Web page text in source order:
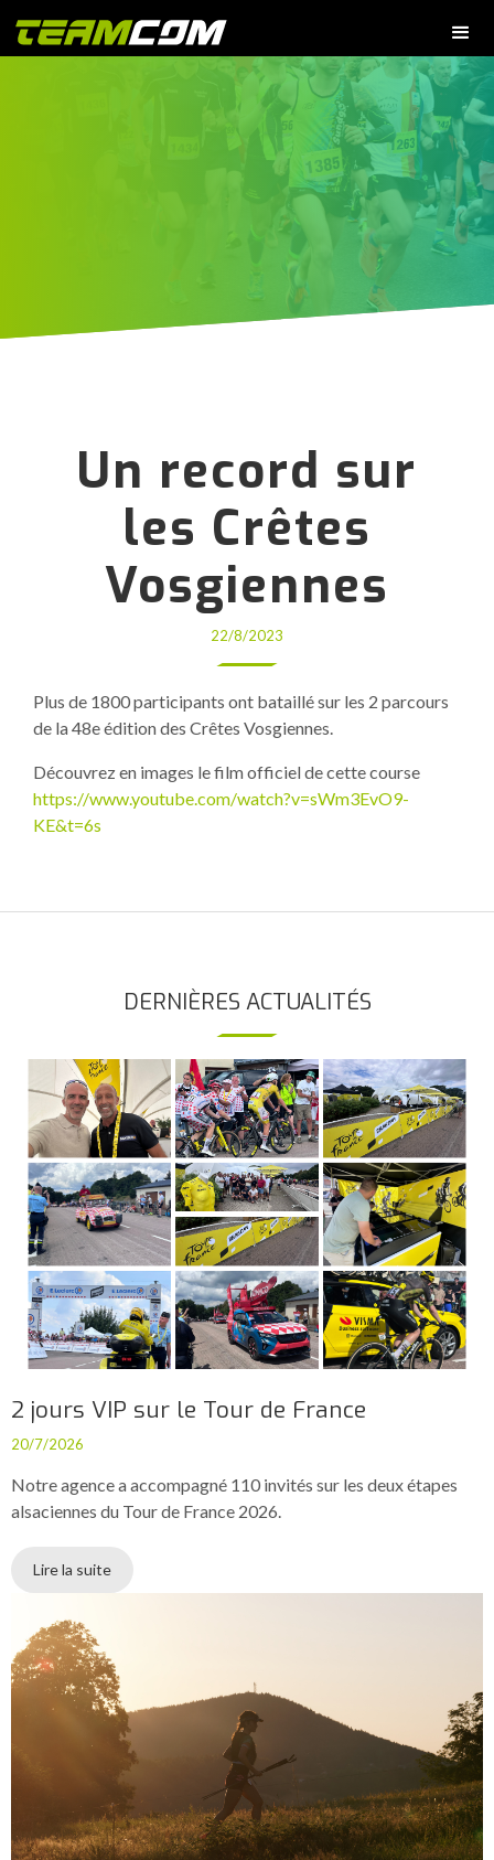
Un record sur
les Crêtes
Vosgiennes
22/8/2023
Plus de 1800 participants ont bataillé sur les 2 parcours
de la 48e édition des Crêtes Vosgiennes.
Découvrez en images le film officiel de cette course
https://www.youtube.com/watch?v=sWm3EvO9-
KE&t=6s
DERNIÈRES ACTUALITÉS
2 jours VIP sur le Tour de France
20/7/2026
Notre agence a accompagné 110 invités sur les deux étapes
alsaciennes du Tour de France 2026.
Lire la suite